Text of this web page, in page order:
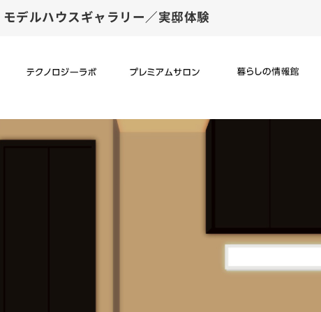
ラリー】モデルハウスギャラリー／実邸